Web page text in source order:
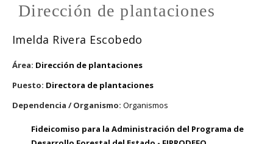
Dirección de plantaciones
Imelda Rivera Escobedo
Área: Dirección de plantaciones
Puesto: Directora de plantaciones
Dependencia / Organismo: Organismos
Fideicomiso para la Administración del Programa de